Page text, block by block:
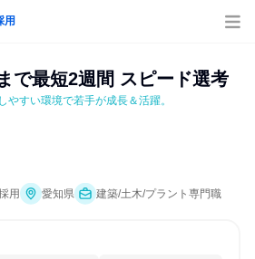
用
で最短2週間 スピード選考
すい環境で若手が成長＆活躍。
用 愛知県 建築/土木/プラント専門職